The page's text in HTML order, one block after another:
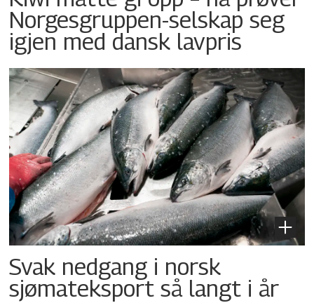
Norgesgruppen-selskap seg
igjen med dansk lavpris
Svak nedgang i norsk
sjømateksport så langt i år